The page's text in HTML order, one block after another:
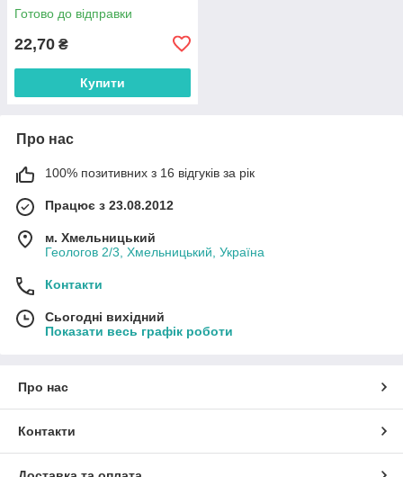
Готово до відправки
22,70 ₴
Купити
Про нас
100% позитивних з 16 відгуків за рік
Працює з 23.08.2012
м. Хмельницький
Геологов 2/3, Хмельницький, Україна
Контакти
Сьогодні вихідний
Показати весь графік роботи
Про нас
Контакти